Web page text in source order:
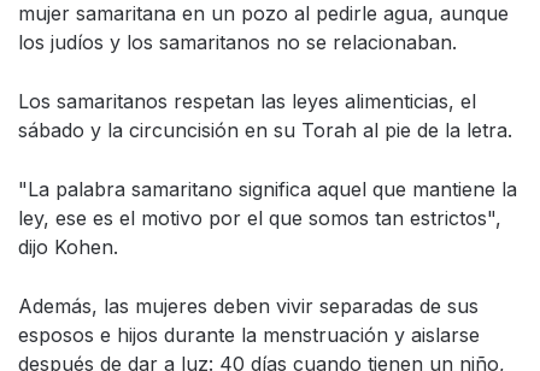
mujer samaritana en un pozo al pedirle agua, aunque
los judíos y los samaritanos no se relacionaban.
Los samaritanos respetan las leyes alimenticias, el
sábado y la circuncisión en su Torah al pie de la letra.
"La palabra samaritano significa aquel que mantiene la
ley, ese es el motivo por el que somos tan estrictos",
dijo Kohen.
Además, las mujeres deben vivir separadas de sus
esposos e hijos durante la menstruación y aislarse
después de dar a luz: 40 días cuando tienen un niño,